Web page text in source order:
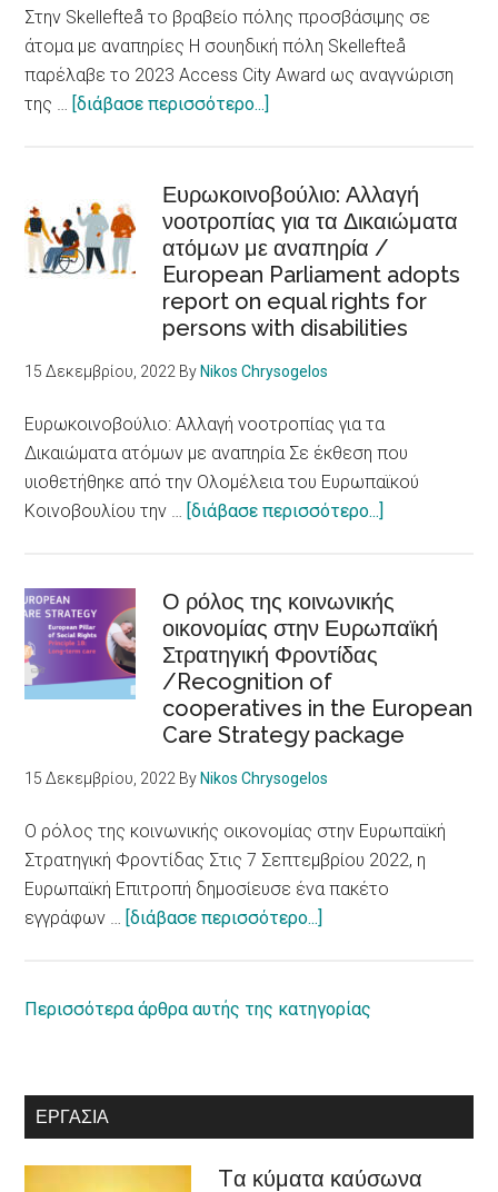
xenophobia
and
discrimination
are
health
Στην Skellefteå το βραβείο πόλης προσβάσιμης σε
άτομα με αναπηρίες Η σουηδική πόλη Skellefteå
παρέλαβε το 2023 Access City Award ως αναγνώριση
της … [διάβασε περισσότερο...]
το
βραβείο
πόλης
προσβάσιμης
σε
άτομα
με
/Skellefteå
city
accessible
to
disabilities
Ευρωκοινοβούλιο: Αλλαγή
νοοτροπίας για τα Δικαιώματα
ατόμων με αναπηρία /
European Parliament adopts
report on equal rights for
persons with disabilities
15 Δεκεμβρίου, 2022 By Nikos Chrysogelos
Ευρωκοινοβούλιο: Αλλαγή νοοτροπίας για τα
Δικαιώματα ατόμων με αναπηρία Σε έκθεση που
υιοθετήθηκε από την Ολομέλεια του Ευρωπαϊκού
Κοινοβουλίου την … [διάβασε περισσότερο...]
νοοτροπίας
για
ατόμων
με
European
Parliament
adopts
Ο ρόλος της κοινωνικής
οικονομίας στην Ευρωπαϊκή
Στρατηγική Φροντίδας
/Recognition of
cooperatives in the European
Care Strategy package
15 Δεκεμβρίου, 2022 By Nikos Chrysogelos
Ο ρόλος της κοινωνικής οικονομίας στην Ευρωπαϊκή
Στρατηγική Φροντίδας Στις 7 Σεπτεμβρίου 2022, η
Ευρωπαϊκή Επιτροπή δημοσίευσε ένα πακέτο
εγγράφων … [διάβασε περισσότερο...]
της
στην
Φροντίδας
Περισσότερα άρθρα αυτής της κατηγορίας
ΕΡΓΑΣΊΑ
Tα κύματα καύσωνα